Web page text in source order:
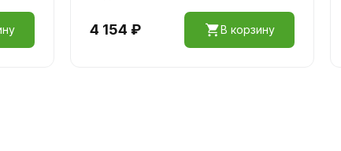
4 154 ₽ В корзину